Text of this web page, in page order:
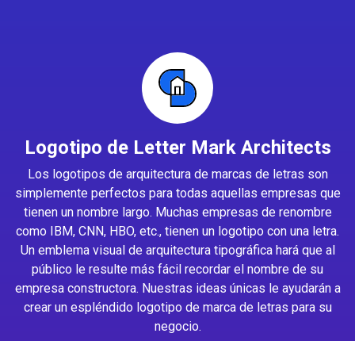
Logotipo de Letter Mark Architects
Los logotipos de arquitectura de marcas de letras son
simplemente perfectos para todas aquellas empresas que
tienen un nombre largo. Muchas empresas de renombre
como IBM, CNN, HBO, etc., tienen un logotipo con una letra.
Un emblema visual de arquitectura tipográfica hará que al
público le resulte más fácil recordar el nombre de su
empresa constructora. Nuestras ideas únicas le ayudarán a
crear un espléndido logotipo de marca de letras para su
negocio.